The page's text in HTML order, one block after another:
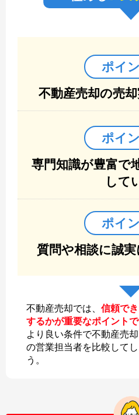
ポイ
不動産売却の売却
ポイ
専門知識が豊富で
して
ポイ
質問や相談に誠
不動産売却では、 信頼で
するかが重要なポイントで
より良い条件で不動産売
の営業担当者を比較して
う。